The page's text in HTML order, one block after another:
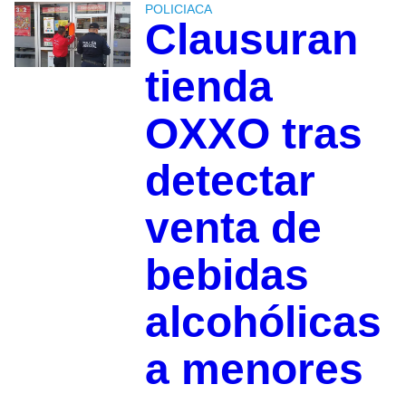
POLICIACA
Clausuran
tienda
OXXO tras
detectar
venta de
bebidas
alcohólicas
a menores